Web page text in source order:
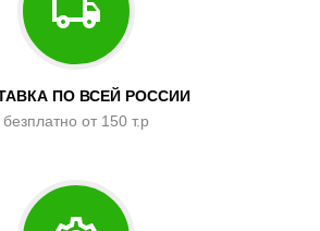
ПО ВСЕЙ РОССИИ
безплатно от 150 т.р